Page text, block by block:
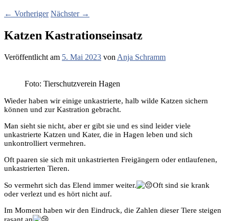
← Vorheriger Nächster →
Katzen Kastrationseinsatz
Veröffentlicht am 5. Mai 2023 von Anja Schramm
Foto: Tierschutzverein Hagen
Wieder haben wir einige unkastrierte, halb wilde Katzen sichern
können und zur Kastration gebracht.
Man sieht sie nicht, aber er gibt sie und es sind leider viele
unkastrierte Katzen und Kater, die in Hagen leben und sich
unkontrolliert vermehren.
Oft paaren sie sich mit unkastrierten Freigängern oder entlaufenen,
unkastrierten Tieren.
So vermehrt sich das Elend immer weiter.
Oft sind sie krank
oder verlezt und es hört nicht auf.
Im Moment haben wir den Eindruck, die Zahlen dieser Tiere steigen
rasant an